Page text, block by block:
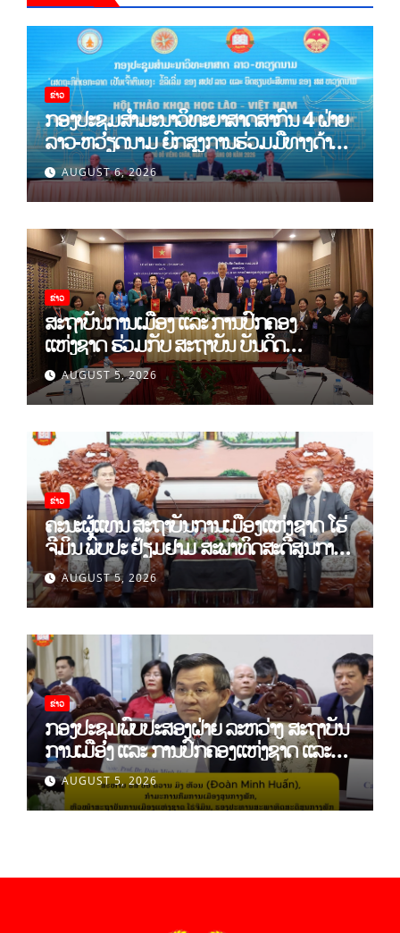
ຂ່າວ
ກອງປະຊຸມສໍາມະນາວິທະຍາສາດສາກົນ 4 ຝ່າຍ
ລາວ-ຫວຽດນາມ ຍົກສູງການຮ່ວມມືທາງດ້ານ
ທິດສະດີ ແລະ ພຶດຕິກໍາ ລາວ-ຫວຽດນາມ ແນໃສ່
ສ້າງເສດຖະກິດເອກະລາດເປັນເຈົ້າຕົນເອງຢ່າງ
ເຂັ້ມແຂງ
AUGUST 6, 2026
ຂ່າວ
ສະຖາບັນການເມືອງ ແລະ ການປົກຄອງ
ແຫ່ງຊາດ ຮ່ວມກັບ ສະຖາບັນ ບັນດິດ
ວິທະຍາສາດສັງຄົມ ຫວຽດນາມ ເຊັນບົດບັນທຶກ
ການຮ່ວມມືທາງດ້ານວິທະຍາສາດ (2026-
2030)
AUGUST 5, 2026
ຂ່າວ
ຄະນະຜູ້ແທນ ສະຖາບັນການເມືອງແຫ່ງຊາດ ໂຮ່
ຈີມິນ ພົບປະ ຢ້ຽມຢາມ ສະພາທິດສະດີສູນກາງ
ພັກAUGUST 5, 2026
ຂ່າວ
ກອງປະຊຸມພົບປະສອງຝ່າຍ ລະຫວ່າງ ສະຖາບັນ
ການເມືອງ ແລະ ການປົກຄອງແຫ່ງຊາດ ແລະ
ສະຖາບັນການເມືອງແຫ່ງຊາດ ໂຮ່ຈີມິນ ສສ
ຫວຽດນາມ
AUGUST 5, 2026